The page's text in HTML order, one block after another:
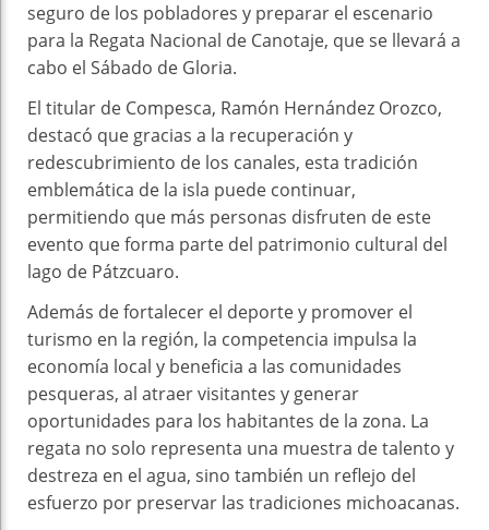
seguro de los pobladores y preparar el escenario
para la Regata Nacional de Canotaje, que se llevará a
cabo el Sábado de Gloria.
El titular de Compesca, Ramón Hernández Orozco,
destacó que gracias a la recuperación y
redescubrimiento de los canales, esta tradición
emblemática de la isla puede continuar,
permitiendo que más personas disfruten de este
evento que forma parte del patrimonio cultural del
lago de Pátzcuaro.
Además de fortalecer el deporte y promover el
turismo en la región, la competencia impulsa la
economía local y beneficia a las comunidades
pesqueras, al atraer visitantes y generar
oportunidades para los habitantes de la zona. La
regata no solo representa una muestra de talento y
destreza en el agua, sino también un reflejo del
esfuerzo por preservar las tradiciones michoacanas.